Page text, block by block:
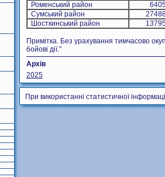
Роменський район
Сумський район
Шосткинський район
Примітка. Без урахування тимчасово
бойові дії."
Архів
2025
При використанні статистичної